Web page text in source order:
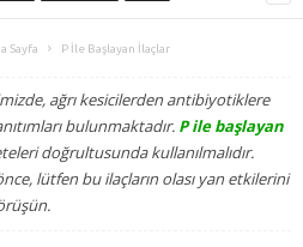
Sayfa P İle Başlayan İlaçlar
ağrı kesicilerden antibiyotiklere
bulunmaktadır. P ile başlayan
doğrultusunda kullanılmalıdır.
lütfen bu ilaçların olası yan etkilerini